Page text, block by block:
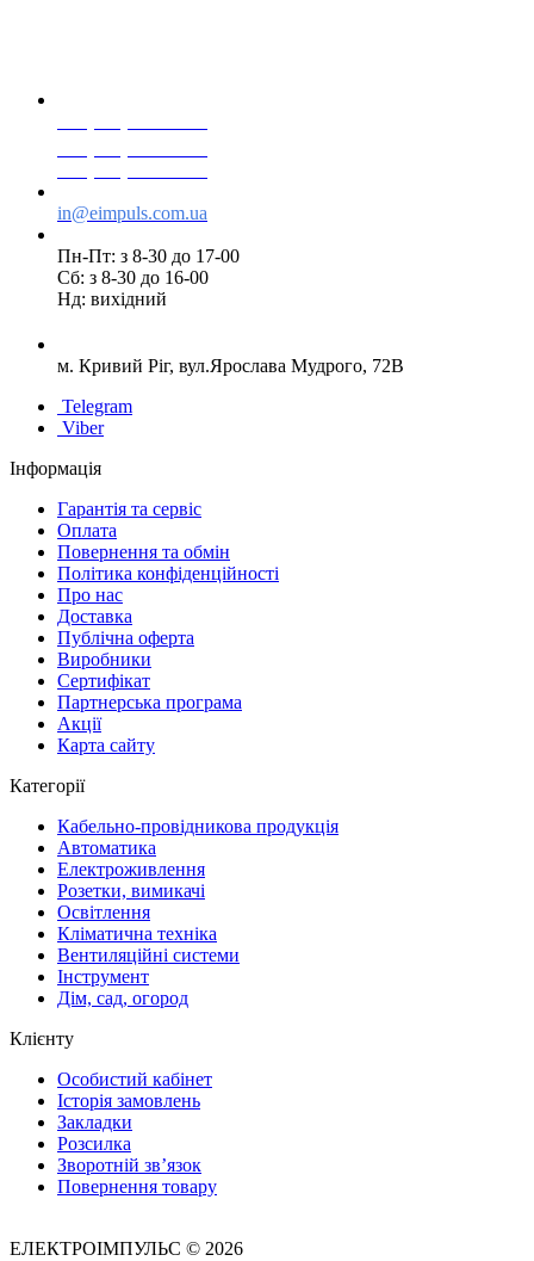
in@eimpuls.com.ua
Пн-Пт: з 8-30 до 17-00
Сб: з 8-30 до 16-00
Нд: вихідний
м. Кривий Ріг, вул.Ярослава Мудрого, 72В
Telegram
Viber
Інформація
Гарантія та сервіс
Оплата
Повернення та обмін
Політика конфіденційності
Про нас
Доставка
Публічна оферта
Виробники
Сертифікат
Партнерська програма
Акції
Карта сайту
Категорії
Кабельно-провідникова продукція
Автоматика
Електроживлення
Розетки, вимикачі
Освітлення
Кліматична техніка
Вентиляційні системи
Інструмент
Дім, сад, огород
Клієнту
Особистий кабінет
Історія замовлень
Закладки
Розсилка
Зворотній зв’язок
Повернення товару
ЕЛЕКТРОІМПУЛЬС © 2026